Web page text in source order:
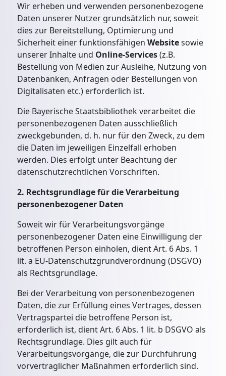
Wir erheben und verwenden personenbezogene
Daten unserer Nutzer grundsätzlich nur, soweit
dies zur Bereitstellung, Optimierung und
Sicherheit einer funktionsfähigenWebsitesowie
unserer Inhalte und Online-Services(z.B.
Bestellung von Medien zur Ausleihe, Nutzung von
Datenbanken, Anfragen oder Bestellungen von
Digitalisaten etc.) erforderlich ist.
Die Bayerische Staatsbibliothek verarbeitet die
personenbezogenen Daten ausschließlich
zweckgebunden, d. h. nur für den Zweck, zu dem
die Daten im jeweiligen Einzelfall erhoben
werden. Dies erfolgt unter Beachtung der
datenschutzrechtlichen Vorschriften.
2. Rechtsgrundlage für die Verarbeitung
personenbezogener Daten
Soweit wir für Verarbeitungsvorgänge
personenbezogener Daten eine Einwilligung der
betroffenen Person einholen, dient Art. 6 Abs. 1
lit. a EU-Datenschutzgrundverordnung (DSGVO)
als Rechtsgrundlage.
Bei der Verarbeitung von personenbezogenen
Daten, die zur Erfüllung eines Vertrages, dessen
Vertragspartei die betroffene Person ist,
erforderlich ist, dient Art. 6 Abs. 1 lit. b DSGVO als
Rechtsgrundlage. Dies gilt auch für
Verarbeitungsvorgänge, die zur Durchführung
vorvertraglicher Maßnahmen erforderlich sind.